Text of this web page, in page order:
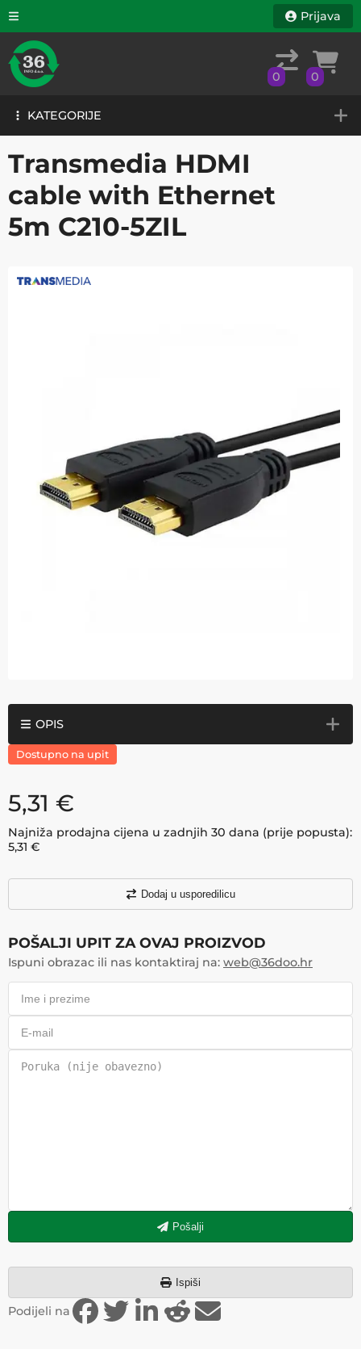
KATEGORIJE
Prijava
0 0
KATEGORIJE
Transmedia HDMI
cable with Ethernet
5m C210-5ZIL
OPIS
Dostupno na upit
5,31 €
Najniža prodajna cijena u zadnjih 30 dana (prije popusta):
5,31 €
Dodaj u usporedilicu
POŠALJI UPIT ZA OVAJ PROIZVOD
Ispuni obrazac ili nas kontaktiraj na: web@36doo.hr
Pošalji
Ispiši
Podijeli na